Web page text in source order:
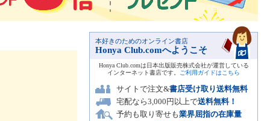
本好きのためのオンライン書店
Honya Club.comへようこそ
Honya Club.comは日本出版販売株式会社が運営している
インターネット書店です。
ご利用ガイドはこちら
サイトで注文&書店受け取り送料無料
宅配なら3,000円以上で送料無料！
予約も取り寄せも業界屈指の在庫量